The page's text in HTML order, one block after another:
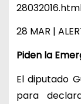
28 MAR |
Piden la
El diputado
para